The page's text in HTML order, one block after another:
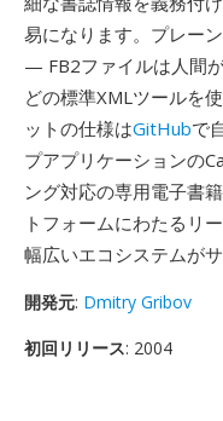
易になります。プレー
— FB2ファイルは人間
どの標準XMLツールを
ットの仕様はGitHubで
プアプリケーションの
ング対応の専用電子書
トフォームにわたるリ
幅広いエコシステムが
開発元: Dmitry Gribov
初回リリース: 2004